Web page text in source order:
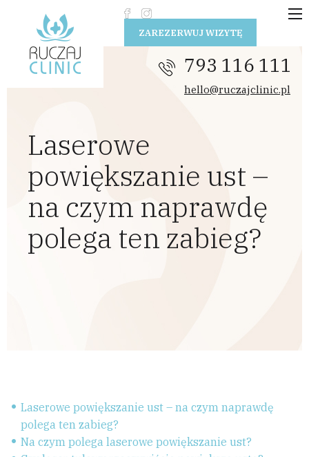
ZAREZERWUJ WIZYTĘ
793 116 111
hello@ruczajclinic.pl
Laserowe
powiększanie ust –
na czym naprawdę
polega ten zabieg?
Laserowe powiększanie ust – na czym naprawdę
polega ten zabieg?
Na czym polega laserowe powiększanie ust?